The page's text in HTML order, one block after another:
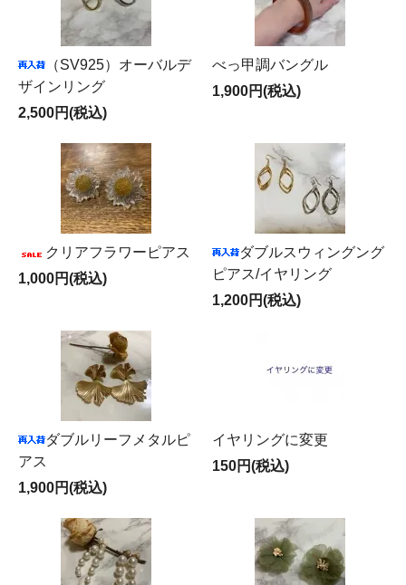
（SV925）オーバルデ
ザインリング
2,500円(税込)
べっ甲調バングル
1,900円(税込)
クリアフラワーピアス
1,000円(税込)
ダブルスウィングング
ピアス/イヤリング
1,200円(税込)
ダブルリーフメタルピ
アス
1,900円(税込)
イヤリングに変更
150円(税込)